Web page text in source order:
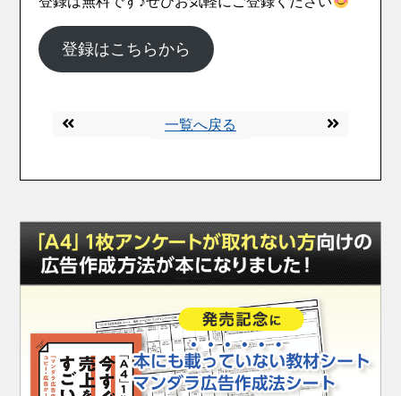
登録はこちらから
一覧へ戻る